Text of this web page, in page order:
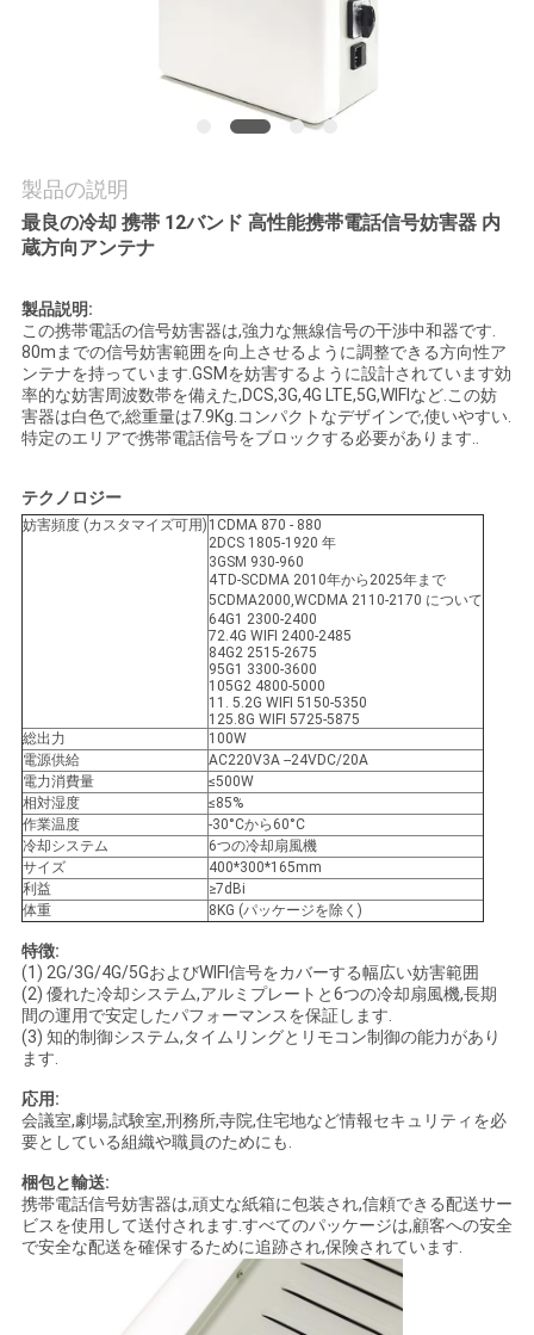
に
連
絡
し
な
さ
い
ス
場
合
引
用
を
要
求
地
図
製品の説明
最良の冷却 携帯 12バンド 高性能携帯電話信号妨害器 内
蔵方向アンテナ
製品説明:
この携帯電話の信号妨害器は,強力な無線信号の干渉中和器です.
80mまでの信号妨害範囲を向上させるように調整できる方向性ア
ンテナを持っています.GSMを妨害するように設計されています効
率的な妨害周波数帯を備えた,DCS,3G,4G LTE,5G,WIFIなど.この妨
害器は白色で,総重量は7.9Kg.コンパクトなデザインで,使いやすい.
特定のエリアで携帯電話信号をブロックする必要があります..
テクノロジー
妨害頻度 (カスタマイズ可用) 1CDMA 870 - 880
2DCS 1805-1920 年
3GSM 930-960
4TD-SCDMA 2010年から2025年まで
5CDMA2000,WCDMA 2110-2170 について
64G1 2300-2400
72.4G WIFI 2400-2485
84G2 2515-2675
95G1 3300-3600
105G2 4800-5000
11. 5.2G WIFI 5150-5350
125.8G WIFI 5725-5875
総出力
100W
電源供給
AC220V3A --24VDC/20A
電力消費量
≤500W
相対湿度
≤85%
作業温度
-30°Cから60°C
冷却システム
6つの冷却扇風機
サイズ
400*300*165mm
利益
≥7dBi
体重
8KG (パッケージを除く)
特徴:
(1) 2G/3G/4G/5GおよびWIFI信号をカバーする幅広い妨害範囲
(2) 優れた冷却システム,アルミプレートと6つの冷却扇風機,長期
間の運用で安定したパフォーマンスを保証します.
(3) 知的制御システム,タイムリングとリモコン制御の能力があり
ます.
応用:
会議室,劇場,試験室,刑務所,寺院,住宅地など情報セキュリティを必
要としている組織や職員のためにも.
梱包と輸送:
携帯電話信号妨害器は,頑丈な紙箱に包装され,信頼できる配送サー
ビスを使用して送付されます.すべてのパッケージは,顧客への安全
で安全な配送を確保するために追跡され,保険されています.